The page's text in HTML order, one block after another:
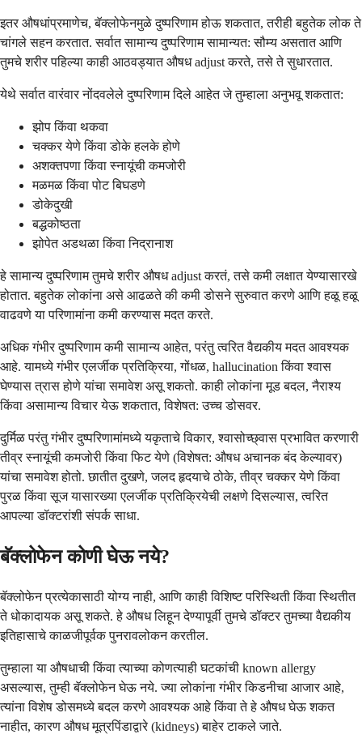
इतर औषधांप्रमाणेच, बॅक्लोफेनमुळे दुष्परिणाम होऊ शकतात, तरीही बहुतेक लोक ते
चांगले सहन करतात. सर्वात सामान्य दुष्परिणाम सामान्यत: सौम्य असतात आणि
तुमचे शरीर पहिल्या काही आठवड्यात औषध adjust करते, तसे ते सुधारतात.
येथे सर्वात वारंवार नोंदवलेले दुष्परिणाम दिले आहेत जे तुम्हाला अनुभवू शकतात:
झोप किंवा थकवा
चक्कर येणे किंवा डोके हलके होणे
अशक्तपणा किंवा स्नायूंची कमजोरी
मळमळ किंवा पोट बिघडणे
डोकेदुखी
बद्धकोष्ठता
झोपेत अडथळा किंवा निद्रानाश
हे सामान्य दुष्परिणाम तुमचे शरीर औषध adjust करतं, तसे कमी लक्षात येण्यासारखे
होतात. बहुतेक लोकांना असे आढळते की कमी डोसने सुरुवात करणे आणि हळू हळू
वाढवणे या परिणामांना कमी करण्यास मदत करते.
अधिक गंभीर दुष्परिणाम कमी सामान्य आहेत, परंतु त्वरित वैद्यकीय मदत आवश्यक
आहे. यामध्ये गंभीर एलर्जीक प्रतिक्रिया, गोंधळ, hallucination किंवा श्वास
घेण्यास त्रास होणे यांचा समावेश असू शकतो. काही लोकांना मूड बदल, नैराश्य
किंवा असामान्य विचार येऊ शकतात, विशेषत: उच्च डोसवर.
दुर्मिळ परंतु गंभीर दुष्परिणामांमध्ये यकृताचे विकार, श्वासोच्छ्वास प्रभावित करणारी
तीव्र स्नायूंची कमजोरी किंवा फिट येणे (विशेषत: औषध अचानक बंद केल्यावर)
यांचा समावेश होतो. छातीत दुखणे, जलद हृदयाचे ठोके, तीव्र चक्कर येणे किंवा
पुरळ किंवा सूज यासारख्या एलर्जीक प्रतिक्रियेची लक्षणे दिसल्यास, त्वरित
आपल्या डॉक्टरांशी संपर्क साधा.
बॅक्लोफेन कोणी घेऊ नये?
बॅक्लोफेन प्रत्येकासाठी योग्य नाही, आणि काही विशिष्ट परिस्थिती किंवा स्थितीत
ते धोकादायक असू शकते. हे औषध लिहून देण्यापूर्वी तुमचे डॉक्टर तुमच्या वैद्यकीय
इतिहासाचे काळजीपूर्वक पुनरावलोकन करतील.
तुम्हाला या औषधाची किंवा त्याच्या कोणत्याही घटकांची known allergy
असल्यास, तुम्ही बॅक्लोफेन घेऊ नये. ज्या लोकांना गंभीर किडनीचा आजार आहे,
त्यांना विशेष डोसमध्ये बदल करणे आवश्यक आहे किंवा ते हे औषध घेऊ शकत
नाहीत, कारण औषध मूत्रपिंडाद्वारे (kidneys) बाहेर टाकले जाते.